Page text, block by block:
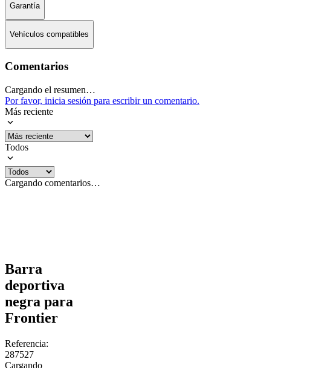
Garantía
Vehículos compatibles
Comentarios
Cargando el resumen…
Por favor, inicia sesión para escribir un comentario.
Más reciente
Todos
Cargando comentarios…
Barra
deportiva
negra para
Frontier
Referencia:
287527
Cargando